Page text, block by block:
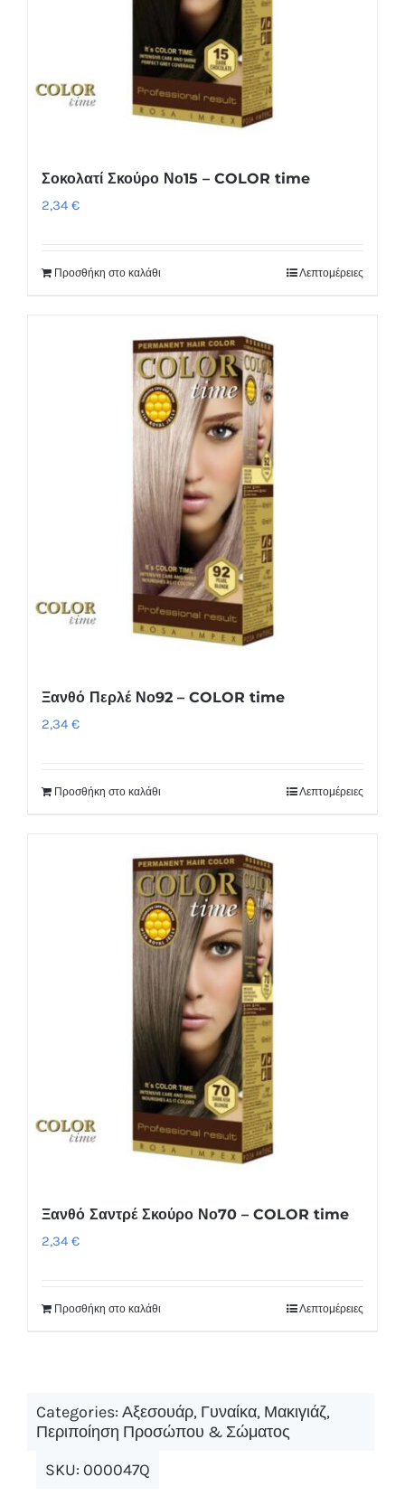
Σοκολατί Σκούρο Νο15 – COLOR time
2,34 €
Προσθήκη στο καλάθι Λεπτομέρειες
Ξανθό Περλέ Νο92 – COLOR time
2,34 €
Προσθήκη στο καλάθι Λεπτομέρειες
Ξανθό Σαντρέ Σκούρο Νο70 – COLOR time
2,34 €
Προσθήκη στο καλάθι Λεπτομέρειες
Categories: Αξεσουάρ, Γυναίκα, Μακιγιάζ,
Περιποίηση Προσώπου & Σώματος
SKU: 000047Q